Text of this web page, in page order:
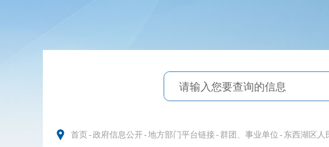
首页 - 政府信息公开- 地方部门平台链接- 群团、事业单位 - 东西湖区人